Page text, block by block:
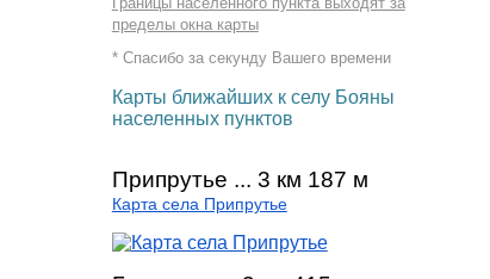
пределы окна карты
* Спасибо за секунду Вашего времени
Карты ближайших к селу Бояны
населенных пунктов
Припрутье ... 3 км 187 м
Карта села Припрутье